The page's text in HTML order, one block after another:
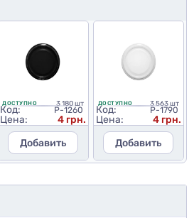
ДОСТУПНО 3 180 шт
Код: P-1260
Цена:
4 грн.
Добавить
ДОСТУПНО 3 563 шт
Код: P-1790
Цена:
4 грн.
Добавить